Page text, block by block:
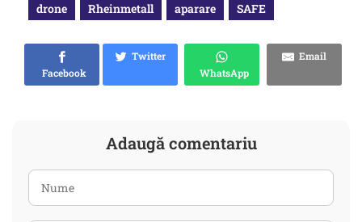
drone Rheinmetall aparare SAFE
Facebook
Twitter
WhatsApp
Email
Adaugă comentariu